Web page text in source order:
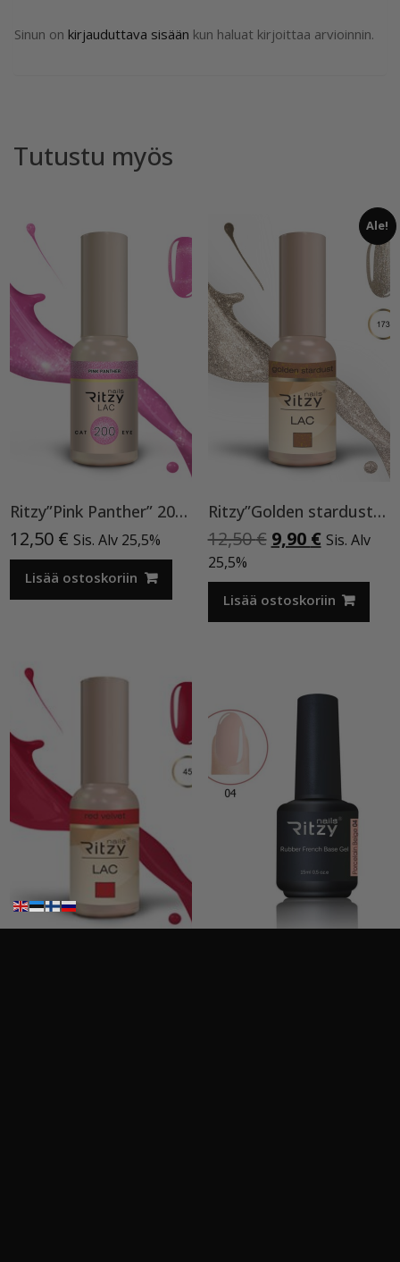
Sinun on kirjauduttava sisään kun haluat kirjoittaa arvioinnin.
Tutustu myös
Ritzy”Pink Panther” 200, Cat Eye
12,50 € Sis. Alv 25,5%
Lisää ostoskoriin
Ale!
Ritzy”Golden stardust”geelilakka,173 TPO vapaa
12,50€ Alkuperäinen
oli:
12,50 €.
9,90 €Nykyinen
on:
9,90 €.
Sis. Alv
25,5%
Lisää ostoskoriin